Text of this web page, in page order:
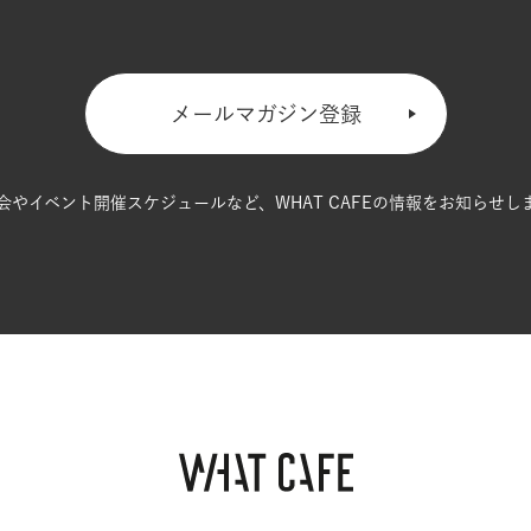
メールマガジン登録
やイベント開催スケジュールなど、 WHAT CAFEの情報をお知らせし